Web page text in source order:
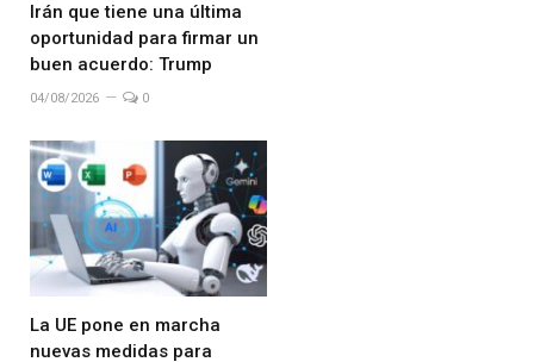
Irán que tiene una última
oportunidad para firmar un
buen acuerdo: Trump
04/08/2026 0
La UE pone en marcha
nuevas medidas para